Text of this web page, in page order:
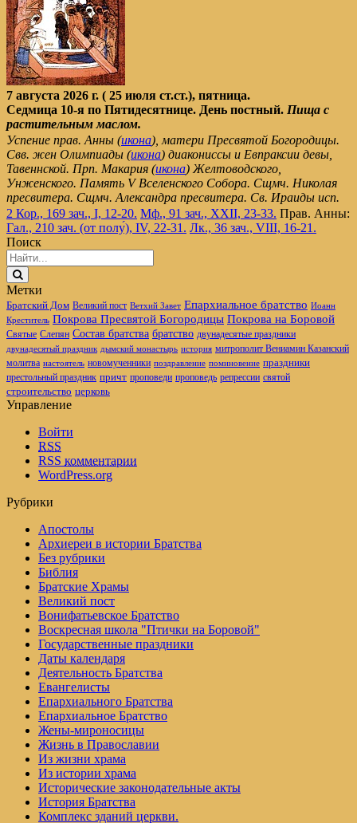
7 августа 2026 г. ( 25 июля ст.ст.), пятница.
Седмица 10-я по Пятидесятнице. День постный. Пища с
растительным маслом.
Успение прав. Анны (икона), матери Пресвятой Богородицы.
Свв. жен Олимпиады (икона) диакониссы и Евпраксии девы,
Тавеннской. Прп. Макария (икона) Желтоводского,
Унженского. Память V Вселенского Собора. Сщмч. Николая
пресвитера. Сщмч. Александра пресвитера. Св. Ираиды исп.
2 Кор., 169 зач., I, 12-20. Мф., 91 зач., XXII, 23-33. Прав. Анны:
Гал., 210 зач. (от полу́), IV, 22-31. Лк., 36 зач., VIII, 16-21.
Поиск
Метки
Братский Дом Великий пост Ветхий Завет Епархиальное братство Иоанн
Креститель Покрова Пресвятой Богородицы Покрова на Боровой
Святые Слепян Состав братства братство двунадесятые праздники
двунадесятый праздник дымский монастырь история митрополит Вениамин Казанский
молитва настоятель новомученники поздравление поминовение праздники
престольный праздник причт проповеди проповедь репрессии святой
строительство церковь
Управление
Войти
RSS
RSS комментарии
WordPress.org
Рубрики
Апостолы
Архиереи в истории Братства
Без рубрики
Библия
Братские Храмы
Великий пост
Вонифатьевское Братство
Воскресная школа "Птички на Боровой"
Государственные праздники
Даты календаря
Деятельность Братства
Евангелисты
Епархиального Братства
Епархиальное Братство
Жены-мироносицы
Жизнь в Православии
Из жизни храма
Из истории храма
Исторические законодательные акты
История Братства
Комплекс зданий церкви.